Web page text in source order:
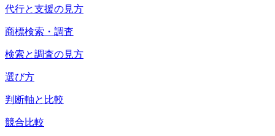
代行と支援の見方
商標検索・調査
検索と調査の見方
選び方
判断軸と比較
競合比較